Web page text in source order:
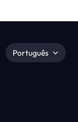
Português